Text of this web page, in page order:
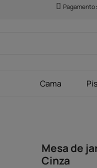
Pagamento
Cama
Mesa de
Cinza